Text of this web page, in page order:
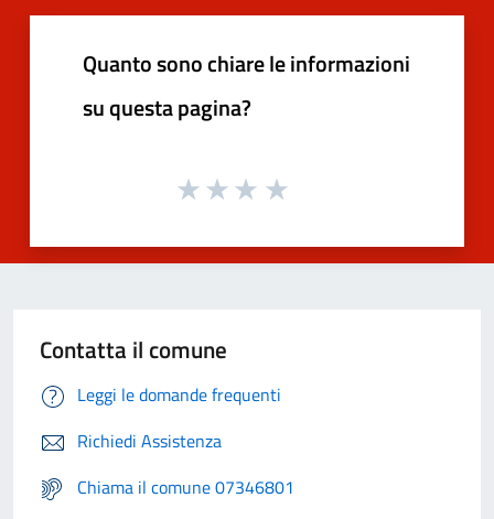
Quanto sono chiare le informazioni
su questa pagina?
Contatta il comune
Leggi le domande frequenti
Richiedi Assistenza
Chiama il comune 07346801